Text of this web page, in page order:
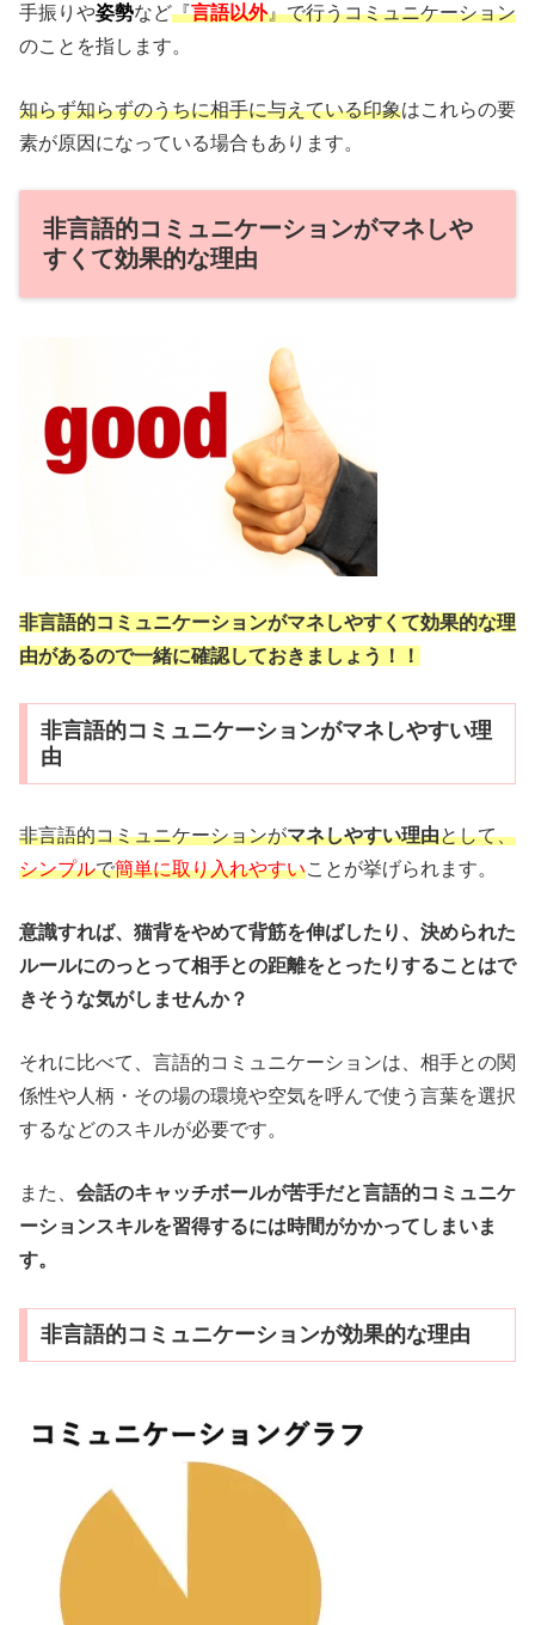
手振りや姿勢など『言語以外』で行うコミュニケーション
のことを指します。
知らず知らずのうちに相手に与えている印象はこれらの要
素が原因になっている場合もあります。
非言語的コミュニケーションがマネしや
すくて効果的な理由
非言語的コミュニケーションがマネしやすくて効果的な理
由があるので一緒に確認しておきましょう！！
非言語的コミュニケーションがマネしやすい理
由
非言語的コミュニケーションがマネしやすい理由として、
シンプルで簡単に取り入れやすいことが挙げられます。
意識すれば、猫背をやめて背筋を伸ばしたり、決められた
ルールにのっとって相手との距離をとったりすることはで
きそうな気がしませんか？
それに比べて、言語的コミュニケーションは、相手との関
係性や人柄・その場の環境や空気を呼んで使う言葉を選択
するなどのスキルが必要です。
また、 会話のキャッチボールが苦手だと言語的コミュニケ
ーションスキルを習得するには時間がかかってしまいま
す。
非言語的コミュニケーションが効果的な理由